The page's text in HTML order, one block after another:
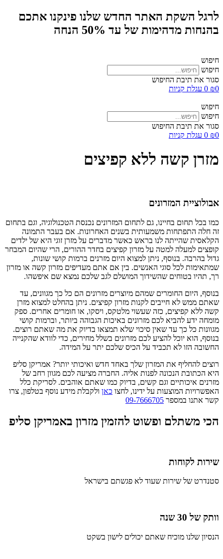
לרגל השקת האתר החדש שלנו פינקנו אתכם
בהנחות מדהימות של עד 50% הנחה
חיפוש
חיפוש
סגור את תיבת החיפוש
₪0
0 עגלת קניות
חיפוש
חיפוש
סגור את תיבת החיפוש
₪0
0 עגלת קניות
מזרן קשה ללא קפיצים
אבולוציית המזרונים
כמו בכל תחום בחיינו, גם לתחום המזרונים נכנסת הטכנולוגיה, וגם בתחום
זה חלה התפתחות משמעותית בשנים האחרונות. אם בעבר התמונה
הקלאסית שהייתה לנו בראש כאשר מדברים על מזרן זוגי היא של ילדים
קופצים למעלה למטה על מזרון קפיצים בחדר ההורים, הרי שהיום המבחר
גדול בהרבה. בנוסף, ניתן למצוא היום מזרנים ברמות קושי שונות,
שמתאימות לכל סוגי האנשים. בין אם אתם מעדיפים מזרון קשה או מזרון
רך, תהיו בטוחים שהשידוך המושלם לגב שלכם נמצא שם איפשהו.
בנוסף, היום החומרים שמהם מיוצרים מזרונים הם כל כך מגוונים, עד
שאתם ממש לא חייבים לקנות מזרון קפיצים. ניתן בהחלט למצוא מזרן
קשה ללא קפיצים, כזה שעשוי מלטקס, ויסקו, או חומרים אחרים. ספק
מומחה ידע להביא לכם מזרונים באיכות הגבוהה ביותר, וברמות קושי
מגוונות כל כך עד שאין סיכוי שלא תמצאו בדיוק את מה שאתם רוצים.
בנוסף, הוא יוכל להציע לכם מזרונים בשלל מחירים, כדי לוודא שהקנייה
החשובה הזו לא תכביד על הכיס שלכם יתר על המידה.
רוצים להחליף את המזרון שלך באחד חדש ואיכותי יותר? אמריקן סליפ
היא הכתובת הנכונה לפנות אליה. החברה מציעה לכם מגוון רחב של
מזרנים איכותיים וגם קשים, בדיוק כמו שאתם אוהבים. לסריקת כלל
האפשרויות המוצעות על ידינו, לחצו כאן ולקבלת מידע נוסף בטלפון, צרו
קשר אתנו במספר 09-7666705
הכי משתלם ופשוט להזמין מזרון באמריקן סליפ
שירות לקוחות
סטנדרט של שירות שעוד לא פגשתם בישראל
וותק של 30 שנה
הנסיון שלנו מוכיח שאתם יכולים לישון בשקט